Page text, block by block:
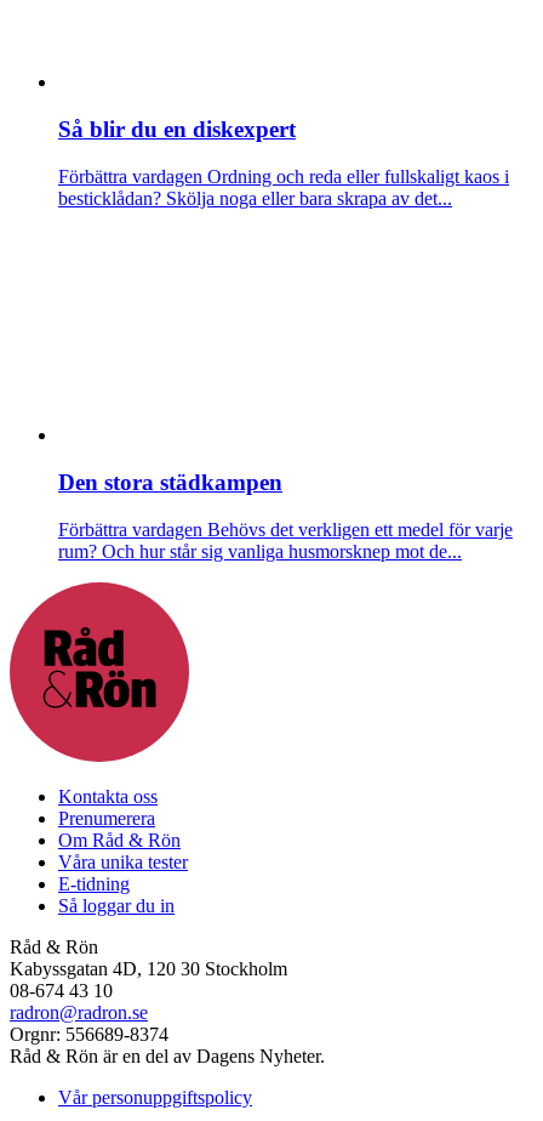
Så blir du en diskexpert
Förbättra vardagen Ordning och reda eller fullskaligt kaos i
besticklådan? Skölja noga eller bara skrapa av det...
Den stora städkampen
Förbättra vardagen Behövs det verkligen ett medel för varje
rum? Och hur står sig vanliga husmorsknep mot de...
Kontakta oss
Prenumerera
Om Råd & Rön
Våra unika tester
E-tidning
Så loggar du in
Råd & Rön
Kabyssgatan 4D, 120 30 Stockholm
08-674 43 10
radron@radron.se
Orgnr: 556689-8374
Råd & Rön är en del av Dagens Nyheter.
Vår personuppgiftspolicy